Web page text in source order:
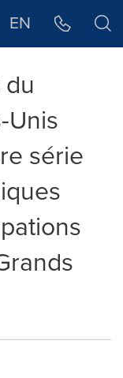
EN
Unis
série